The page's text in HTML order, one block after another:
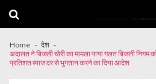
Home
देश
अदालत ने बिजली चोरी का मामला पाया गलत बिजली निगम
प्रतिशत ब्याज दर से भुगतान करने का दिया आदेश